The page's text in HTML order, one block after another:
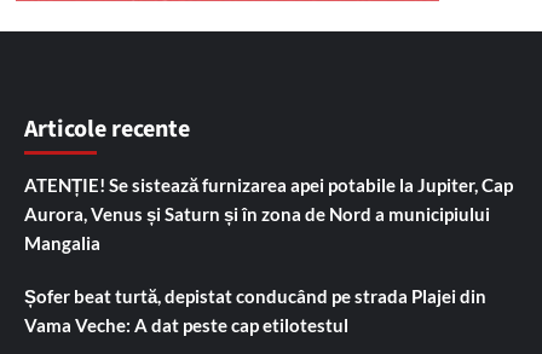
Articole recente
ATENȚIE! Se sistează furnizarea apei potabile la Jupiter, Cap
Aurora, Venus și Saturn și în zona de Nord a municipiului
Mangalia
Șofer beat turtă, depistat conducând pe strada Plajei din
Vama Veche: A dat peste cap etilotestul